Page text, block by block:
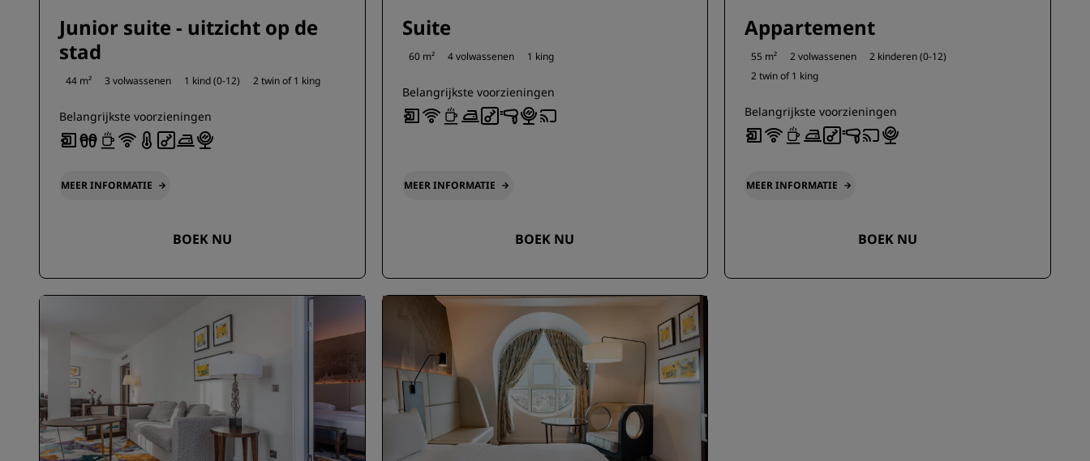
Junior suite - uitzicht op de
stad
44 m² 3 volwassenen 1 kind (0-12) 2 twin of1 king
Belangrijkste voorzieningen
MEER INFORMATIE
BOEK NU
Suite
60 m² 4 volwassenen 1 king
Belangrijkste voorzieningen
MEER INFORMATIE
BOEK NU
Appartement
55 m² 2 volwassenen
2 kinderen (0-12)
2 twin of1 king
Belangrijkste voorzieningen
MEER INFORMATIE
BOEK NU